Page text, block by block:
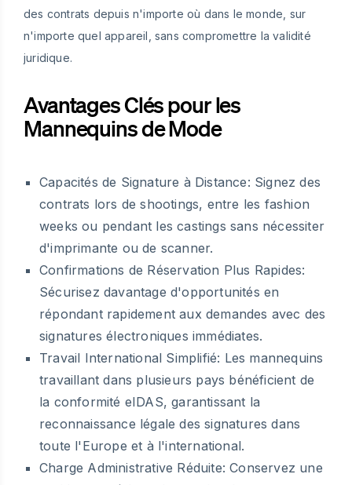
des contrats depuis n'importe où dans le monde, sur
n'importe quel appareil, sans compromettre la validité
juridique.
Avantages Clés pour les
Mannequins de Mode
Capacités de Signature à Distance: Signez des
contrats lors de shootings, entre les fashion
weeks ou pendant les castings sans nécessiter
d'imprimante ou de scanner.
Confirmations de Réservation Plus Rapides:
Sécurisez davantage d'opportunités en
répondant rapidement aux demandes avec des
signatures électroniques immédiates.
Travail International Simplifié: Les mannequins
travaillant dans plusieurs pays bénéficient de
la conformité eIDAS, garantissant la
reconnaissance légale des signatures dans
toute l'Europe et à l'international.
Charge Administrative Réduite: Conservez une